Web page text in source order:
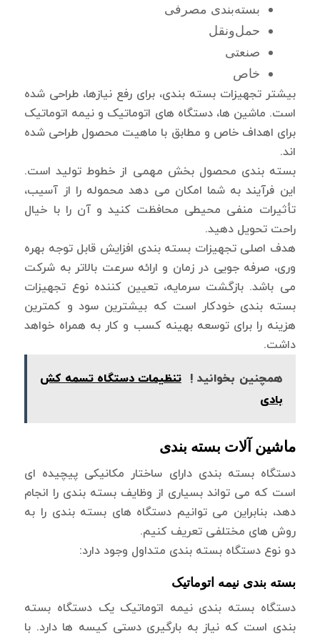
بسته‌بندی‌ مصرفی
حمل‌ونقل
صنعتی
خاص
بیشتر تجهیزات بسته بندی، برای رفع نیازها، طراحی شده
است. ماشین ها، دستگاه های اتوماتیک و نیمه اتوماتیک
برای اهداف خاص و مطابق با ماهیت محصول طراحی شده
اند.
بسته بندی محصول بخش مهمی از خطوط تولید است.
این فرآیند به شما امکان می دهد محموله را از آسیب،
تأثیرات منفی محیطی محافظت کنید و آن را با خیال
راحت تحویل دهید.
هدف اصلی تجهیزات بسته بندی افزایش قابل توجه بهره
وری، صرفه جویی در زمان و ارائه سرعت بالاتر به شرکت
می باشد. بازگشت سرمایه، تعیین کننده نوع تجهیزات
بسته بندی خودکار است که بیشترین سود و کمترین
هزینه را برای توسعه بهینه کسب و کار به همراه خواهد
داشت.
همچنین بخوانید ! تنظیمات دستگاه تسمه کش
بادی
ماشین آلات بسته بندی
دستگاه بسته بندی دارای ساختار مکانیکی پیچیده ای
است که می تواند بسیاری از وظایف بسته بندی را انجام
دهد، بنابراین می توانیم دستگاه های بسته بندی را به
روش های مختلفی تعریف کنیم.
دو نوع دستگاه بسته بندی متداول وجود دارد:
بسته بندی نیمه اتوماتیک
دستگاه بسته بندی نیمه اتوماتیک یک دستگاه بسته
بندی است که نیاز به بارگیری دستی کیسه ها دارد. با